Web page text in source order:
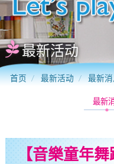
首页 最新活动 最新
最新活动
最新
【音樂童年